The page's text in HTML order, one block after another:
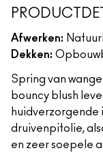
Afwerken:
Dekken:
Spring van
bouncy blush
huidverzorgende
druivenpitolie,
en zeer soepele